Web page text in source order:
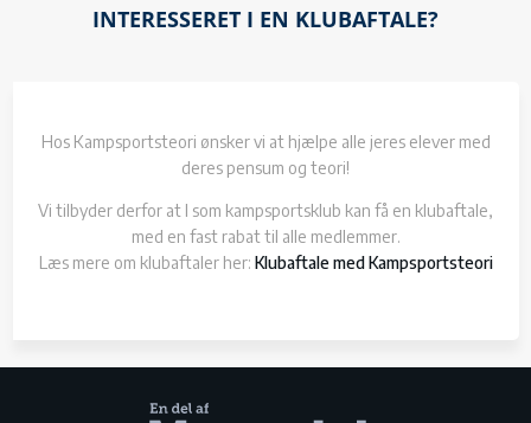
INTERESSERET I EN KLUBAFTALE?
Hos Kampsportsteori ønsker vi at hjælpe alle jeres elever med
deres pensum og teori!
Vi tilbyder derfor at I som kampsportsklub kan få en klubaftale,
med en fast rabat til alle medlemmer.
Læs mere om klubaftaler her: Klubaftale med Kampsportsteori